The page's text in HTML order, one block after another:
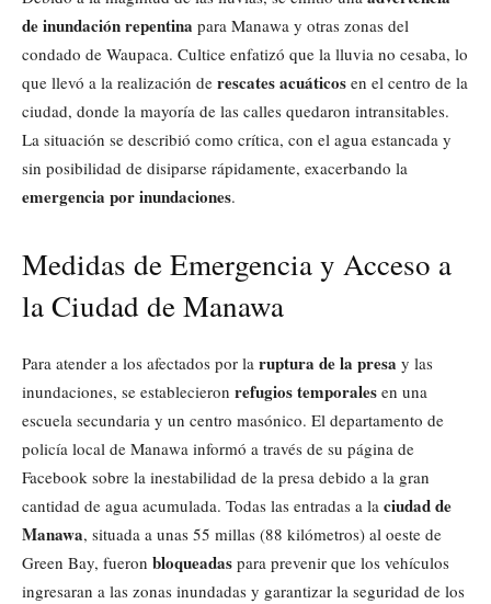
de inundación repentina para Manawa y otras zonas del
condado de Waupaca. Cultice enfatizó que la lluvia no cesaba, lo
que llevó a la realización de rescates acuáticos en el centro de la
ciudad, donde la mayoría de las calles quedaron intransitables.
La situación se describió como crítica, con el agua estancada y
sin posibilidad de disiparse rápidamente, exacerbando la
emergencia por inundaciones.
Medidas de Emergencia y Acceso a
la Ciudad de Manawa
Para atender a los afectados por la ruptura de la presa y las
inundaciones, se establecieron refugios temporales en una
escuela secundaria y un centro masónico. El departamento de
policía local de Manawa informó a través de su página de
Facebook sobre la inestabilidad de la presa debido a la gran
cantidad de agua acumulada. Todas las entradas a la ciudad de
Manawa, situada a unas 55 millas (88 kilómetros) al oeste de
Green Bay, fueron bloqueadas para prevenir que los vehículos
ingresaran a las zonas inundadas y garantizar la seguridad de los